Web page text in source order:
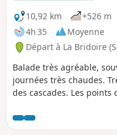
10,92 km
+526 m
4h 35
Moyenne
Départ à La Bridoire
Balade très agréable,
journées très chaudes.
des cascades. Les points
passerelle, la cascade, etc.